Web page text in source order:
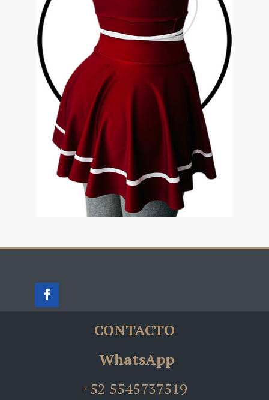
CONTACTO
WhatsApp
+52 5545737519